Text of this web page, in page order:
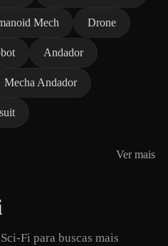
Mech Drone
Andador
Mecha Andador
Ver mais
Fi para buscas mais